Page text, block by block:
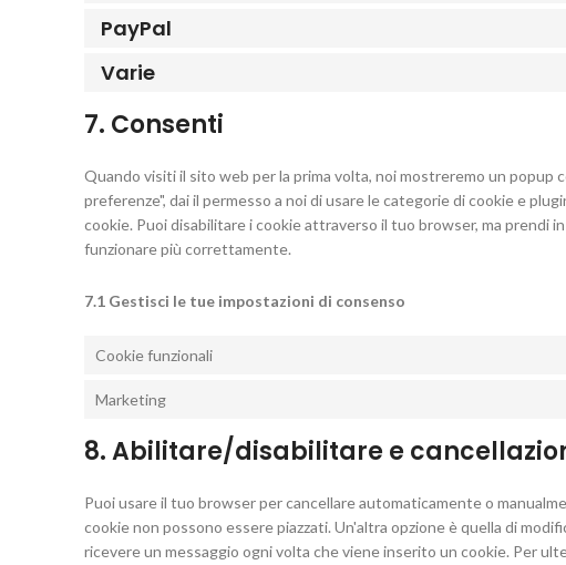
PayPal
Varie
7. Consenti
Quando visiti il sito web per la prima volta, noi mostreremo un popup
preferenze", dai il permesso a noi di usare le categorie di cookie e
cookie. Puoi disabilitare i cookie attraverso il tuo browser, ma prendi
funzionare più correttamente.
7.1 Gestisci le tue impostazioni di consenso
Cookie funzionali
Marketing
8. Abilitare/disabilitare e
Puoi usare il tuo browser per cancellare automaticamente o
cookie non possono essere piazzati. Un'altra opzione è quella di
ricevere un messaggio ogni volta che viene inserito un cookie. Per